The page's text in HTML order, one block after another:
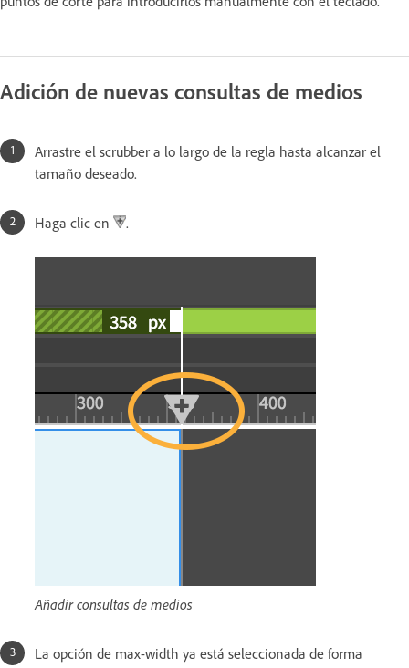
Adición de nuevas consultas de medios
Arrastre el scrubber a lo largo de la regla hasta alcanzar el
tamaño deseado.
Haga clic en .
Añadir consultas de medios
La opción de max-width ya está seleccionada de forma